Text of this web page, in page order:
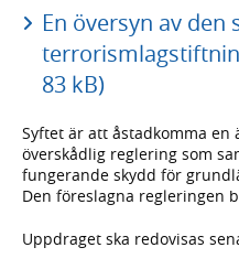
En översyn av
83 kB)
Syftet är att åstadkomma en
överskådlig reglering som
fungerande skydd för
Den föreslagna regleringen
Uppdraget ska redovisas